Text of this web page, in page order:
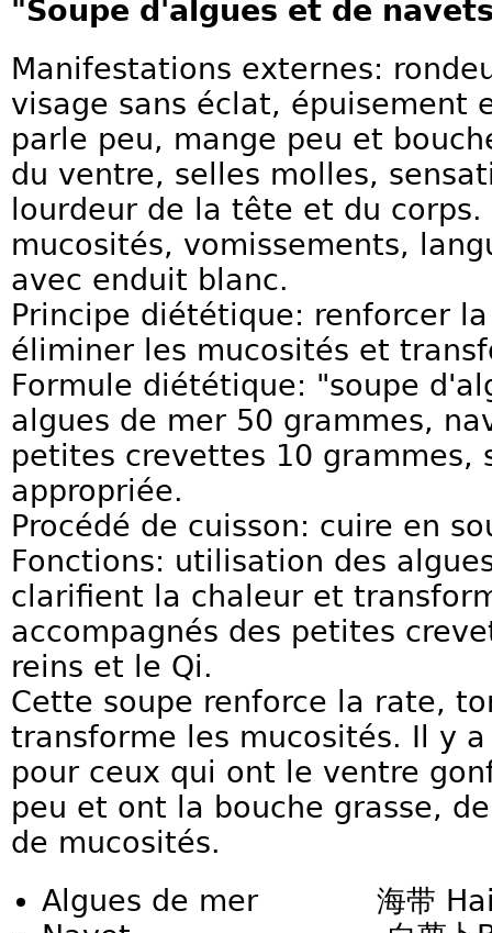
"Soupe d'algues et de
Manifestations externes:
visage sans éclat, épuisement
parle peu, mange peu et
du ventre, selles molles,
lourdeur de la tête et du corps.
mucosités, vomissements,
avec enduit blanc.
Principe diététique: renforcer
éliminer les mucosités et
Formule diététique: "soupe
algues de mer 50 grammes,
petites crevettes 10 grammes,
appropriée.
Procédé de cuisson: cuire en
Fonctions: utilisation des
clarifient la chaleur et
accompagnés des petites
reins et le Qi.
Cette soupe renforce la rate,
transforme les mucosités. Il y
pour ceux qui ont le ventre
peu et ont la bouche grasse,
de mucosités.
Algues de mer 海带 Hai